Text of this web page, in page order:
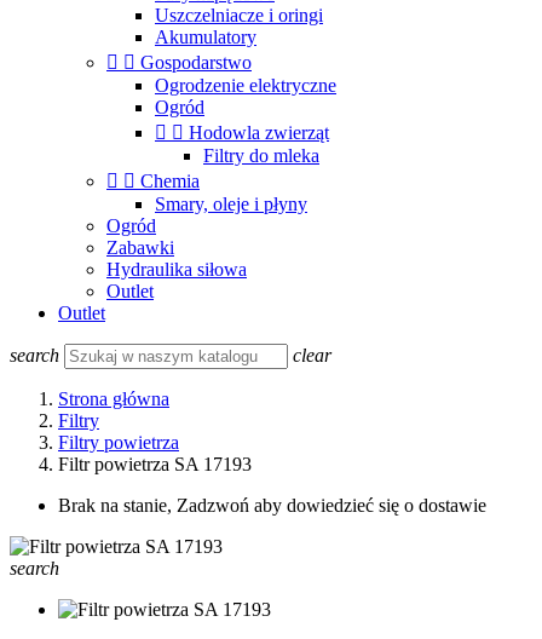
Uszczelniacze i oringi
Akumulatory
  Gospodarstwo
Ogrodzenie elektryczne
Ogród
  Hodowla zwierząt
Filtry do mleka
  Chemia
Smary, oleje i płyny
Ogród
Zabawki
Hydraulika siłowa
Outlet
Outlet
search clear
Strona główna
Filtry
Filtry powietrza
Filtr powietrza SA 17193
Brak na stanie, Zadzwoń aby dowiedzieć się o dostawie
search